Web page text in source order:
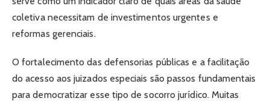
coletiva necessitam de investimentos urgentes e
reformas gerenciais.
O fortalecimento das defensorias públicas e a facilitação
do acesso aos juizados especiais são passos fundamentais
para democratizar esse tipo de socorro jurídico. Muitas